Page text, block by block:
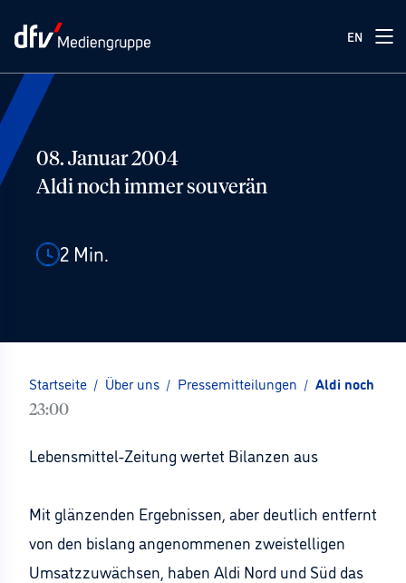
EN
08. Januar 2004
Aldi noch immer souverän
2 Min.
Startseite / Über uns / Pressemitteilungen / Aldi noch
23:00
Lebensmittel-Zeitung wertet Bilanzen aus
Mit glänzenden Ergebnissen, aber deutlich entfernt
von den bislang angenommenen zweistelligen
Umsatzzuwächsen, haben Aldi Nord und Süd das